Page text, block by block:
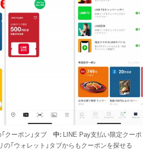
クーポン」タブ 中: LINE Pay支払い限定クーポ
の「ウォレット」タブからもクーポンを探せる